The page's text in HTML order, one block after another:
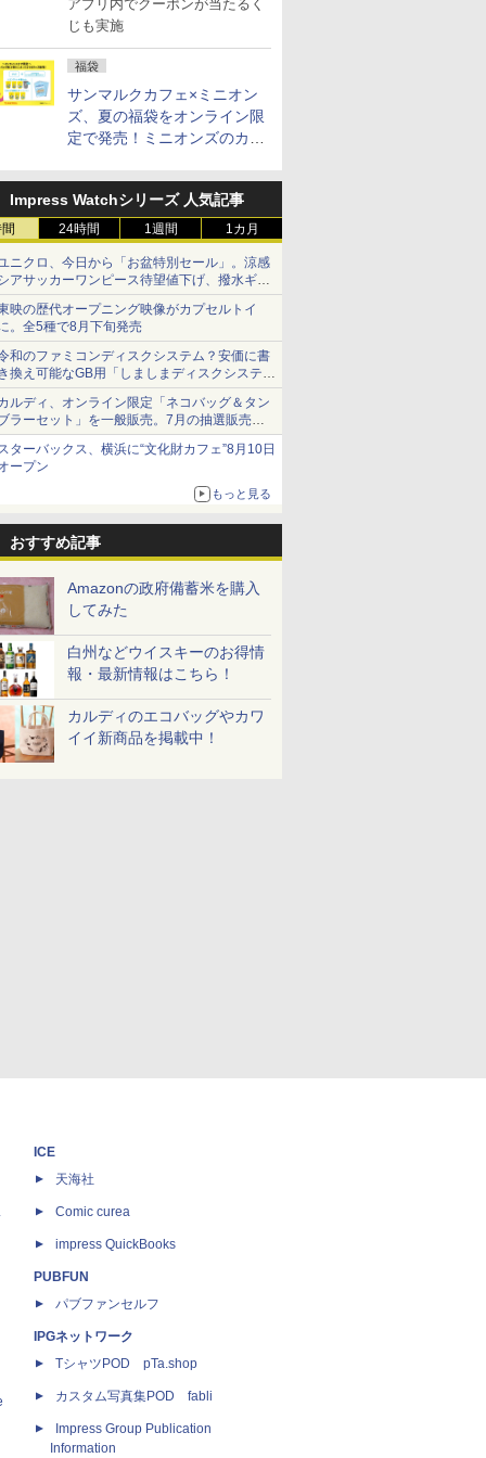
アプリ内でクーポンが当たるく
じも実施
福袋
サンマルクカフェ×ミニオン
ズ、夏の福袋をオンライン限
定で発売！ミニオンズのカッ
付き
Impress Watchシリーズ 人気記事
24時間 1週間 1カ月
ニクロ、今日から「お盆特別セール」。涼感
アサッカーワンピース待望値下げ、撥水ギア
ョーツは1990円に
映の歴代オープニング映像がカプセルトイ
。全5種で8月下旬発売
和のファミコンディスクシステム？安価に書
換え可能なGB用「しましまディスクシステ
」
ルディ、オンライン限定「ネコバッグ＆タン
ラーセット」を一般販売。7月の抽選販売の
選無効分
ターバックス、横浜に“文化財カフェ”8月10日
ープン
もっと見る
おすすめ記事
Amazonの政府備蓄米を購入
してみた
白州などウイスキーのお得情
報・最新情報はこちら！
カルディのエコバッグやカワ
イイ新商品を掲載中！
ICE
天海社
Comic curea
impress QuickBooks
PUBFUN
パブファンセルフ
IPGネットワーク
TシャツPOD pTa.shop
カスタム写真集POD fabli
Impress Group Publication
Information